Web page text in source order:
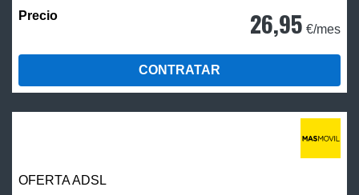
26,95 €/mes
CONTRATAR
OFERTA ADSL